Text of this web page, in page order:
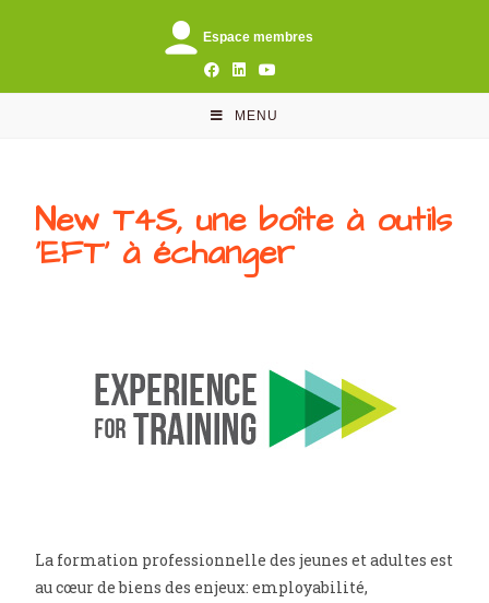
Espace membres
MENU
New T4S, une boîte à outils
‘EFT’ à échanger
La formation professionnelle des jeunes et adultes est
au cœur de biens des enjeux: employabilité,